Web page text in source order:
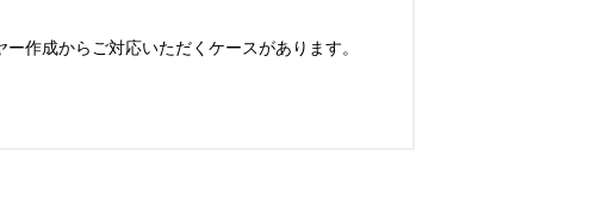
作成からご対応いただくケースがあります。